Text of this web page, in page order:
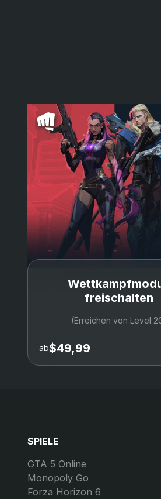
freischalten
(Erreichen von Level
ab$49,99
SPIELE
GTA 5 Online
Monopoly Go
Forza Horizon 6